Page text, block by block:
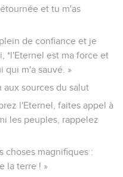
et tu m'as
de confiance et je
*l'Eternel est ma force et
qui m'a sauvé. »
sources du salut
l'Eternel, faites appel à
les peuples, rappelez
choses magnifiques :
la terre ! »